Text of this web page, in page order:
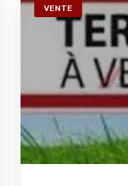
VENTE